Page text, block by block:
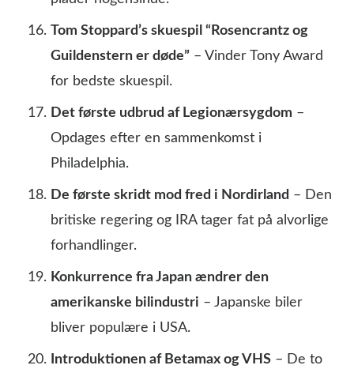
Tom Stoppard’s skuespil “Rosencrantz og
Guildenstern er døde” – Vinder Tony Award
for bedste skuespil.
Det første udbrud af Legionærsygdom –
Opdages efter en sammenkomst i
Philadelphia.
De første skridt mod fred i Nordirland – Den
britiske regering og IRA tager fat på alvorlige
forhandlinger.
Konkurrence fra Japan ændrer den
amerikanske bilindustri – Japanske biler
bliver populære i USA.
Introduktionen af Betamax og VHS – De to